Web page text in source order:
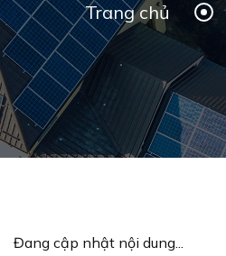
Trang chủ
Đang cập nhật nội dung...